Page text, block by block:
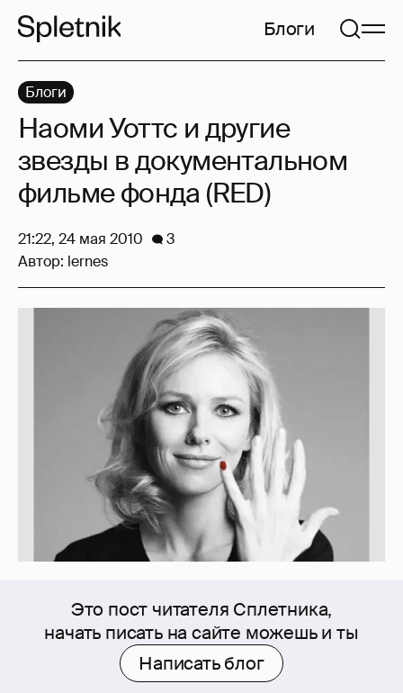
Блоги
Это пост читателя Сплетника,
начать писать на сайте можешь и ты
Написать блог
Блоги
Наоми Уоттс и другие
звезды в документальном
фильме фонда (RED)
21:22, 24 мая 2010
3
Автор: lernes